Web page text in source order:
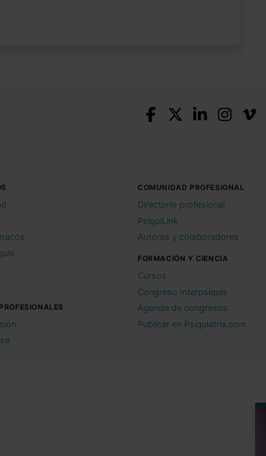
COMUNIDAD PROFESIONAL
Directorio profesional
PsiquiLink
Autores y colaboradores
FORMACIÓN Y CIENCIA
Cursos
Congreso Interpsiquis
Agenda de congresos
Publicar en Psiquiatria.com